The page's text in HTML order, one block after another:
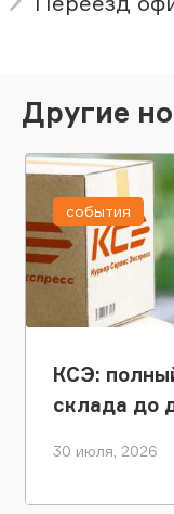
Другие
КСЭ:
склада до
30 июля, 2026
события